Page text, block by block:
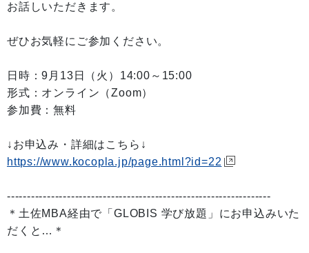
お話しいただきます。
ぜひお気軽にご参加ください。
日時：9月13日（火）14:00～15:00
形式：オンライン（Zoom）
参加費：無料
↓お申込み・詳細はこちら↓
https://www.kocopla.jp/page.html?id=22
------------------------------------------------------------------
＊土佐MBA経由で「GLOBIS 学び放題」にお申込みいた
だくと…＊